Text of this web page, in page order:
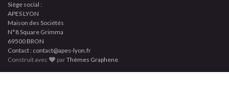
Siège social :
APES LYON
Maison des Sociétés
N°8 Square Grimma
69500 BRON
Contact : contact@apes-lyon.fr
Construit avec
parThèmes Graphene.